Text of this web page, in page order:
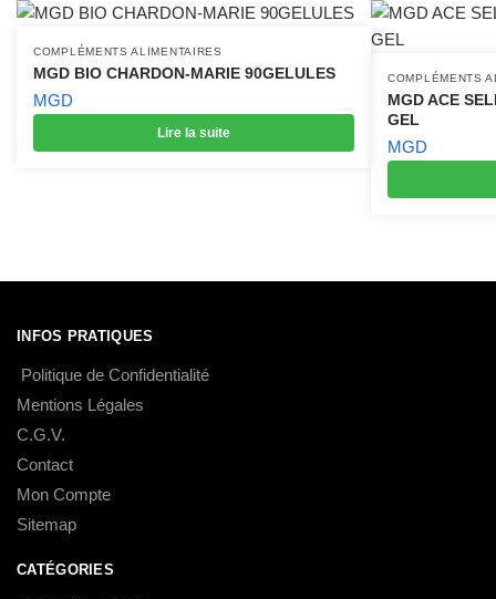
COMPLÉMENTS ALIMENTAIRES
MGD BIO CHARDON-MARIE 90GELULES
MGD
Lire la suite
COMPLÉMENTS
MGD ACE
GEL
MGD
INFOS PRATIQUES
Politique de Confidentialité
Mentions Légales
C.G.V.
Contact
Mon Compte
Sitemap
CATÉGORIES